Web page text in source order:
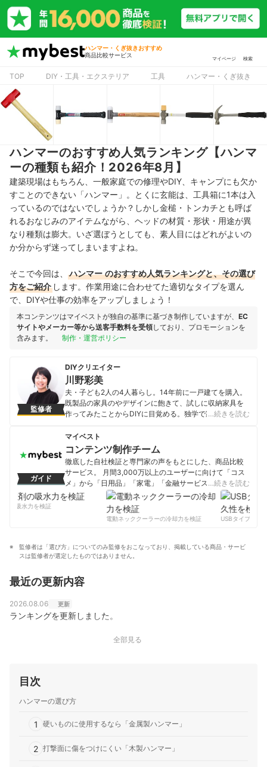
ハンマー・くぎ抜きおすすめ
商品比較サービス
マイページ 検索
TOP DIY・工具・エクステリア 工具 ハンマー・くぎ抜き
ハンマーのおすすめ人気ランキング【ハンマ
ーの種類も紹介！2026年8月】
建築現場はもちろん、一般家庭での修理やDIY、キャンプにも欠か
すことのできない「ハンマー」。とくに玄能は、工具箱に1本は入
っているのではないでしょうか？しかし金槌・トンカチとも呼ば
れるおなじみのアイテムながら、ヘッドの材質・形状・用途が異
なり種類は膨大。いざ選ぼうとしても、素人目にはどれがよいの
か分からず迷ってしまいますよね。
そこで今回は、 ハンマー のおすすめ人気ランキングと、その選び
方をご紹介 します。作業用途に合わせてた適切なタイプを選ん
で、DIYや仕事の効率をアップしましょう！
本コンテンツはマイベストが独自の基準に基づき制作していますが、 EC
サイトやメーカー等から送客手数料を受領しており、プロモーションを
含みます。
制作・運営ポリシー
監修者
DIYクリエイター
川野彩美
夫・子ども2人の4人暮らし。14年前に一戸建てを購入。
既製品の家具のやデザインに飽きて、試しに収納家具を
作ってみたことからDIYに目覚める。独学で家具などの木
しながらそのときどきのライフスタイルに合わせて家族
の居心地のよい家作りをしている。DIY記事執筆や監修、
ハンドメイドイベントなどに出店。Instagramにてインテ
リアや木工作品など紹介しています。
川野彩美のプロフィール
…続きを読む
ガイド
マイベスト
コンテンツ制作チーム
徹底した自社検証と専門家の声をもとにした、商品比較
サービス。 月間3,000万以上のユーザーに向けて「コス
メ」から「日用品」「家電」「金融サービス」まで、ベ
ストな商品を選んでもらうために、毎日コンテンツを制
コンテンツ制作チームのプロフィール
…続きを読む
の吸水力を検証
電動ネッククーラーの冷却力を検証
USBタイプCケー
監修者は「選び方」についてのみ監修をおこなっており、掲載している商品・サービ
スは監修者が選定したものではありません。
最近の更新内容
2026.08.06 更新
ランキングを更新しました。
全部見る
目次
ハンマーの選び方
1 硬いものに使用するなら「金属製ハンマー」
2 打撃面に傷をつけにくい「木製ハンマー」